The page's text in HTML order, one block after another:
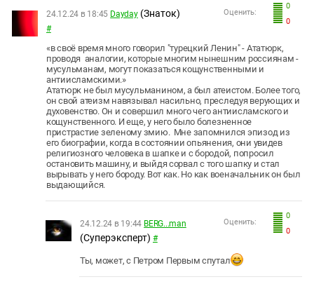
0
0
Оценить:
24.12.24 в 18:45 Dayday (Знаток)
#
«в своё время много говорил "турецкий Ленин" - Ататюрк,
проводя аналогии, которые многим нынешним россиянам -
мусульманам, могут показаться кощунственными и
антиисламскими.»
Ататюрк не был мусульманином, а был атеистом. Более того,
он свой атеизм навязывал насильно, преследуя верующих и
духовенство. Он и совершил много чего антиисламского и
кощунственного. И еще, у него было болезненное
пристрастие зеленому змию. Мне запомнился эпизод из
его биографии, когда в состоянии опьянения, они увидев
религиозного человека в шапке и с бородой, попросил
остановить машину, и выйдя сорвал с того шапку и стал
вырывать у него бороду. Вот как. Но как военачальник он был
выдающийся.
0
0
Оценить:
24.12.24 в 19:44 BERG...man
(Суперэксперт) #
Ты, может, с Петром Первым спутал